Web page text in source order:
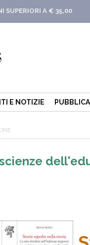
SUPERIORI A € 35,00
E NOTIZIE